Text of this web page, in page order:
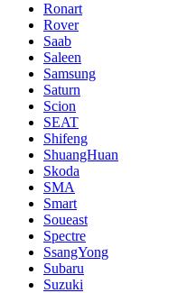
Ronart
Rover
Saab
Saleen
Samsung
Saturn
Scion
SEAT
Shifeng
ShuangHuan
Skoda
SMA
Smart
Soueast
Spectre
SsangYong
Subaru
Suzuki